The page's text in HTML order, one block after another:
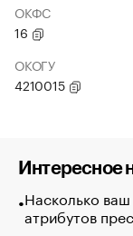
ОКФС
16
ОКОГУ
4210015
Интересное
Насколько ваш
атрибутов